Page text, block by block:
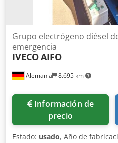
Alemania 8.695 km
Grupo electrógeno diésel
emergencia
IVECOAIFO
Información de
precio
Estado: usado, Año de